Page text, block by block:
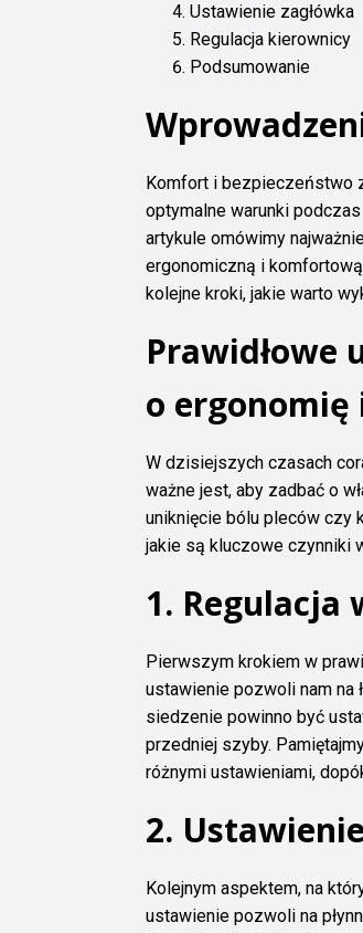
Ustawienie zagłówka
Regulacja kierownicy
Podsumowanie
Komfort i bezpieczeństwo
optymalne warunki
artykule omówimy
ergonomiczną i
kolejne kroki, jakie warto
Prawidłowe
o
W dzisiejszych czasach
ważne jest, aby zadbać o
uniknięcie bólu pleców czy
jakie są kluczowe czynniki
1. Regulacja
Pierwszym krokiem w
ustawienie pozwoli nam na
siedzenie powinno być
przedniej szyby.
różnymi ustawieniami,
2.
Kolejnym aspektem, na
ustawienie pozwoli na